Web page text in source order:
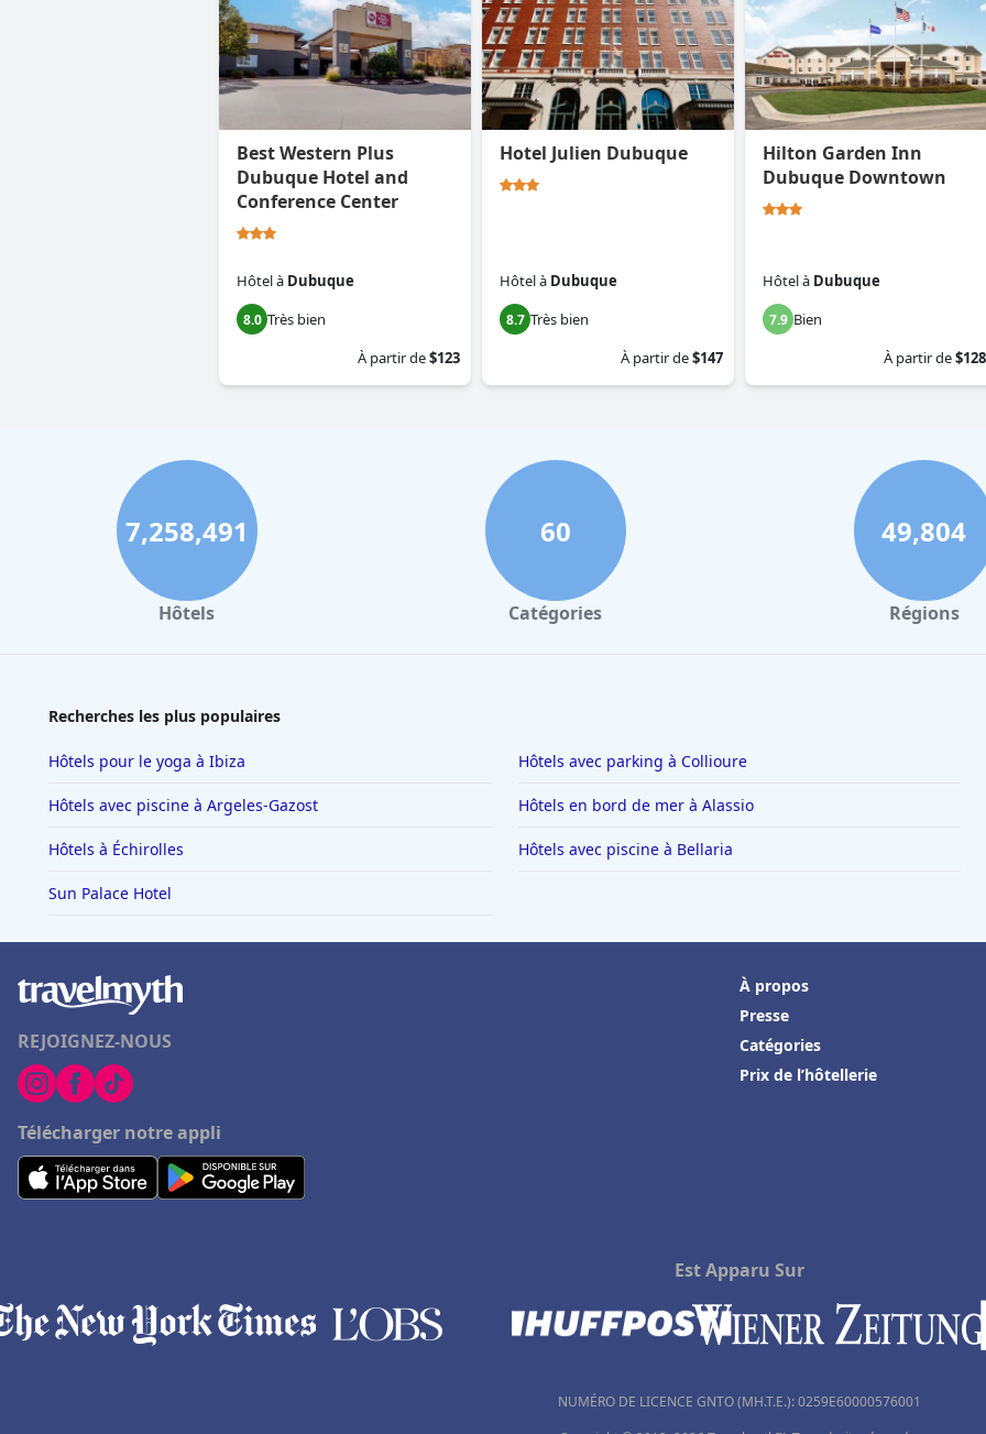
Best Western Plus
Dubuque Hotel and
Conference Center
Hôtelà Dubuque
8.0 Très bien
À partir de$123
Hotel Julien Dubuque
Hôtelà Dubuque
8.7 Très bien
À partir de$147
Hilton Garden Inn
Dubuque Downtown
Hôtelà Dubuque
7.9 Bien
À partir de$128
7,258,491
Hôtels
60
Catégories
49,804
Régions
Recherches les plus populaires
Hôtels pour le yoga à Ibiza Hôtels avec parking à Collioure
Hôtels avec piscine à Argeles-Gazost Hôtels en bord de mer à Alassio
Hôtels à Échirolles Hôtels avec piscine à Bellaria
Sun Palace Hotel
REJOIGNEZ-NOUS
Télécharger notre appli
À propos
Presse
Catégories
Prix de l’hôtellerie
Est Apparu Sur
NUMÉRO DE LICENCE GNTO (MH.T.E.): 0259Ε60000576001